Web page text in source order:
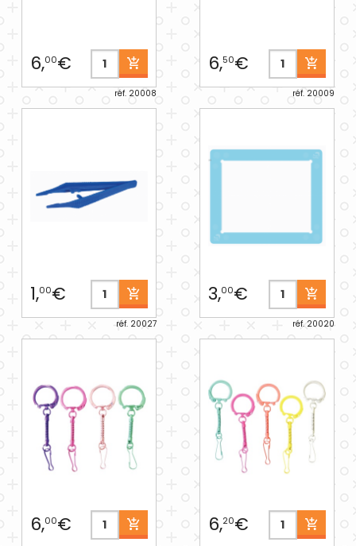
6,00€
réf. 20008
6,50€
réf. 20009
1,00€
réf. 20027
3,00€
réf. 20020
6,00€ 6,20€